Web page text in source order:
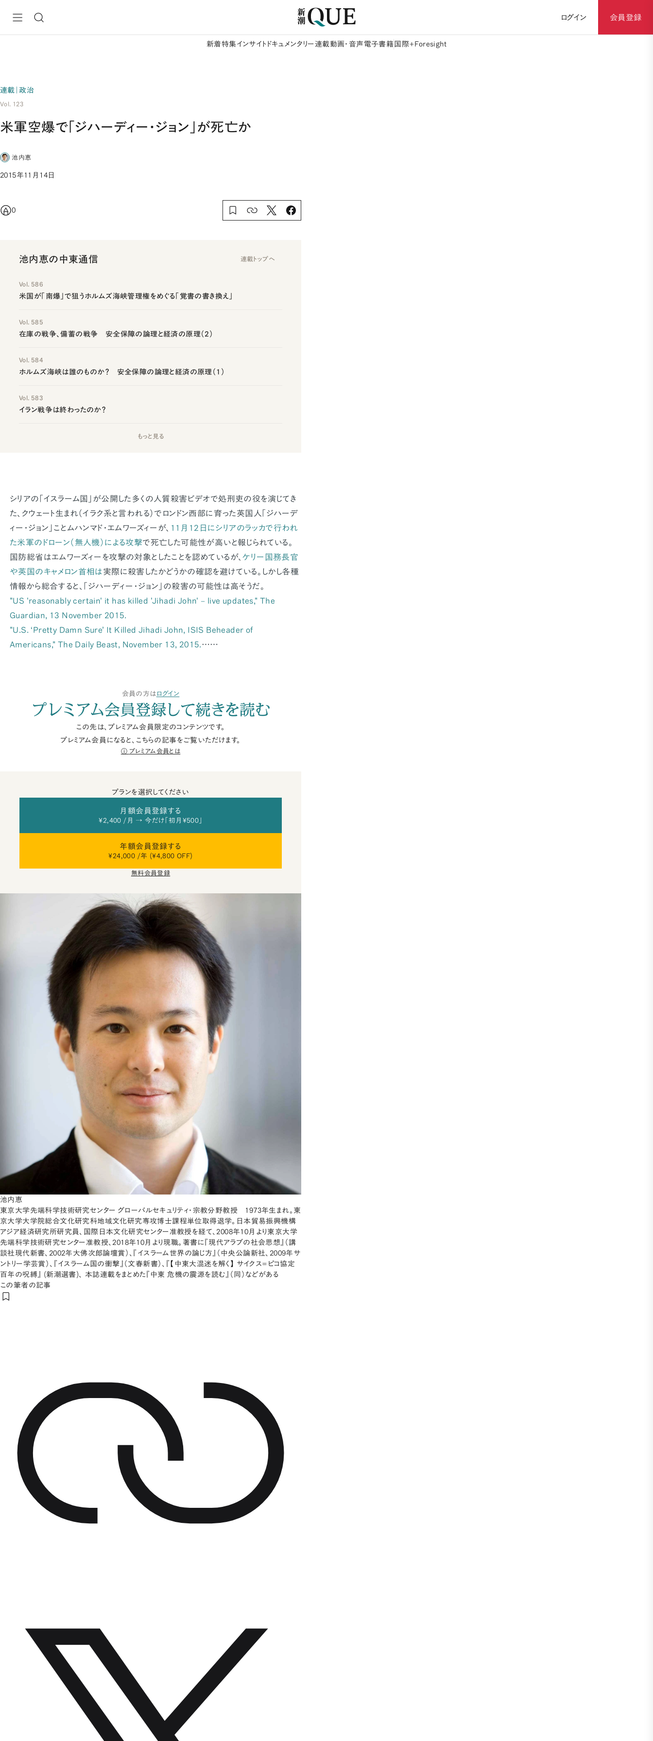
ログイン 会員登録
新着特集 インサイト ドキュメンタリー 連載動画・音声 電子書籍 国際+Foresight
連載｜政治
Vol. 123
米軍空爆で「ジハーディー・ジョン」が死亡か
池内恵
2015年11月14日
0
池内恵の中東通信 連載トップへ
Vol. 586
米国が「南爆」で狙うホルムズ海峡管理権をめぐる「覚書の書き換え」
Vol. 585
在庫の戦争、備蓄の戦争 安全保障の論理と経済の原理（2）
Vol. 584
ホルムズ海峡は誰のものか？ 安全保障の論理と経済の原理（1）
Vol. 583
イラン戦争は終わったのか？
もっと見る
シリアの「イスラーム国」が公開した多くの人質殺害ビデオで処刑吏の役を演じてき
た、クウェート生まれ（イラク系と言われる）でロンドン西部に育った英国人「ジハーデ
ィー・ジョン」ことムハンマド・エムワーズィーが、 11月12日にシリアのラッカで行われ
た米軍のドローン（無人機）による攻撃で死亡した可能性が高いと報じられている。
国防総省はエムワーズィーを攻撃の対象としたことを認めているが、ケリー国務長官
や英国のキャメロン首相は 実際に殺害したかどうかの確認を避けている。しかし各種
情報から総合すると、「ジハーディー・ジョン」の殺害の可能性は高そうだ。
"US 'reasonably certain' it has killed 'Jihadi John' – live updates," The
Guardian, 13 November 2015.
"U.S. ‘Pretty Damn Sure’ It Killed Jihadi John, ISIS Beheader of
Americans," The Daily Beast, November 13, 2015.……
会員の方は ログイン
プレミアム会員登録して続きを読む
この先は、プレミアム会員限定のコンテンツです。
プレミアム会員になると、こちらの記事をご覧いただけます。
プレミアム会員とは
プランを選択してください
月額会員登録する
¥2,400 /月 → 今だけ「初月¥500」
年額会員登録する
¥24,000 /年 (¥4,800 OFF)
無料会員登録
池内恵
東京大学先端科学技術研究センター グローバルセキュリティ・宗教分野教授 1973年生まれ。東
京大学大学院総合文化研究科地域文化研究専攻博士課程単位取得退学。日本貿易振興機構
アジア経済研究所研究員、国際日本文化研究センター准教授を経て、2008年10月より東京大学
先端科学技術研究センター准教授、2018年10月より現職。著書に『現代アラブの社会思想』（講
談社現代新書、2002年大佛次郎論壇賞）、『イスラーム世界の論じ方』（中央公論新社、2009年サ
ントリー学芸賞）、『イスラーム国の衝撃』（文春新書）、『【中東大混迷を解く】 サイクス=ピコ協定
百年の呪縛』 (新潮選書)、 本誌連載をまとめた『中東 危機の震源を読む』（同）などがある
この筆者の記事